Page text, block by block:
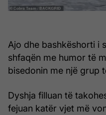
Ajo dhe bashkëshorti i
shfaqën me humor të
bisedonin me një grup
Dyshja filluan të
fejuan katër vjet më